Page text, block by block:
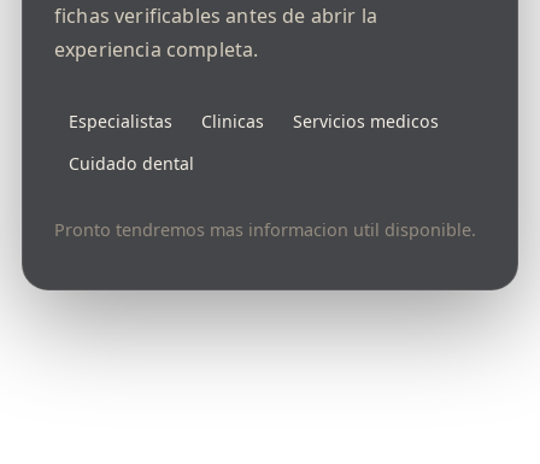
fichas verificables antes de abrir la
experiencia completa.
Especialistas Clinicas
Servicios medicos
Cuidado dental
Pronto tendremos mas informacion util disponible.